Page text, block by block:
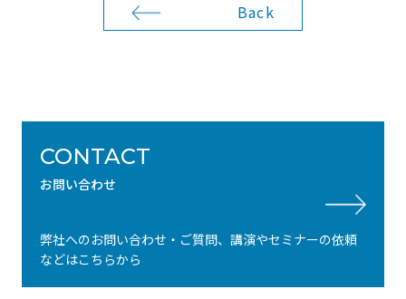
Back
CONTACT
お問い合わせ
弊社へのお問い合わせ・ご質問、講演やセミナーの依頼
などはこちらから